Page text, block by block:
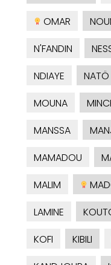
OMAR
N'FANDIN
NDIAYE
NATÖ
MOUNA
MANSSA
MAMADOU
MALIM
LAMINE
KOFI
KIBILI